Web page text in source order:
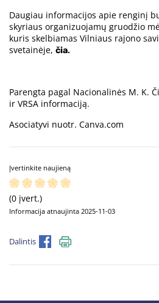
Daugiau informacijos apie renginį
skyriaus organizuojamų gruodžio
kuris skelbiamas Vilniaus rajono
svetainėje, čia.
Parengta pagal Nacionalinės M. K.
ir VRSA informaciją.
Asociatyvi nuotr. Canva.com
Įvertinkite naujieną
(0 įvert.)
Informacija atnaujinta 2025-11-03
Dalintis